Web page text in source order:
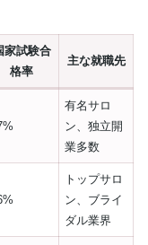
家試験合
格率
主な就職先
有名サロ
ン、独立開
業多数
トップサロ
ン、ブライ
ダル業界